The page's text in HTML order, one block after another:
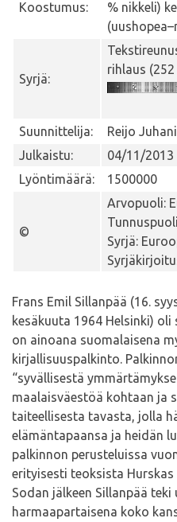
Koostumus:
% nikkeli)
Syrjä:
rihlaus
Suunnittelija:
Reijo
Julkaistu:
04/11/2013
Lyöntimäärä:
1500000
©
Arvopuoli:
Syrjä:
Frans Emil Sillanpää (16.
kesäkuuta 1964 Helsinki)
on ainoana suomalaisena
kirjallisuuspalkinto.
“syvällisestä
maalaisväestöä kohtaan ja
taiteellisesta tavasta, jolla
elämäntapaansa ja heidän
palkinnon perusteluissa
erityisesti teoksista Hurskas
Sodan jälkeen Sillanpää teki
harmaapartaisena koko